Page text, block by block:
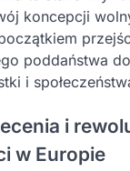
koncepcji
poddaństwa
i
i
w Europie